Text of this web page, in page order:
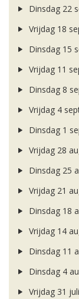
Dinsdag 22
Vrijdag 18
Dinsdag 15
Vrijdag 11
Dinsdag 8
Vrijdag 4
Dinsdag 1
Vrijdag 28
Dinsdag 25
Vrijdag 21
Dinsdag 18
Vrijdag 14
Dinsdag 11
Dinsdag 4
Vrijdag 31